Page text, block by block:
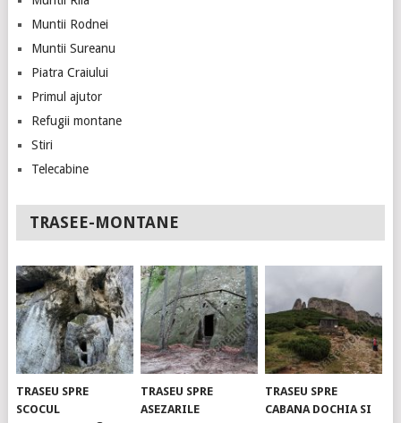
Muntii Rodnei
Muntii Sureanu
Piatra Craiului
Primul ajutor
Refugii montane
Stiri
Telecabine
TRASEE-MONTANE
TRASEU SPRE
SCOCUL
TRASEU SPRE
ASEZARILE
TRASEU SPRE
CABANA DOCHIA SI